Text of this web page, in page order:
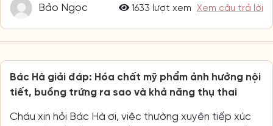
Bảo Ngọc 1633 lượt xem Xem câu trả lời
Bác Hà giải đáp: Hóa chất mỹ phẩm ảnh hưởng nội
tiết, buồng trứng ra sao và khả năng thụ thai
Cháu xin hỏi Bác Hà ơi, việc thường xuyên tiếp xúc